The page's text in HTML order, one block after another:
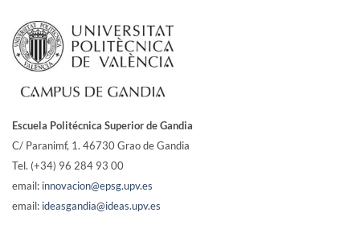
Escuela Politécnica Superior de Gandia
C/ Paranimf, 1. 46730 Grao de Gandia
Tel. (+34) 96 284 93 00
email: innovacion@epsg.upv.es
email: ideasgandia@ideas.upv.es